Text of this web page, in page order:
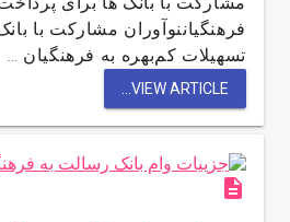
فرهنگیاننوآوران مشارکت با
تسهیلات کم‌بهره به فرهنگیان …
VIEW ARTICLE...
description